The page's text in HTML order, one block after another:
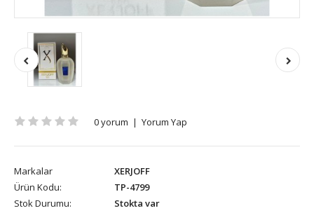
0 yorum | Yorum Yap
Markalar
XERJOFF
Ürün Kodu:
TP-4799
Stok Durumu:
Stokta var